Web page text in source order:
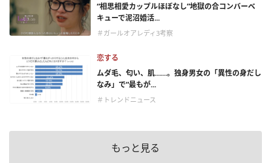
“相思相愛カップルほぼなし”地獄の合コンバーベ
キューで泥沼婚活...
＃ガールオアレディ3考察
恋する
ムダ毛、匂い、肌……。独身男女の「異性の身だし
なみ」で“最もが...
＃トレンドニュース
もっと見る